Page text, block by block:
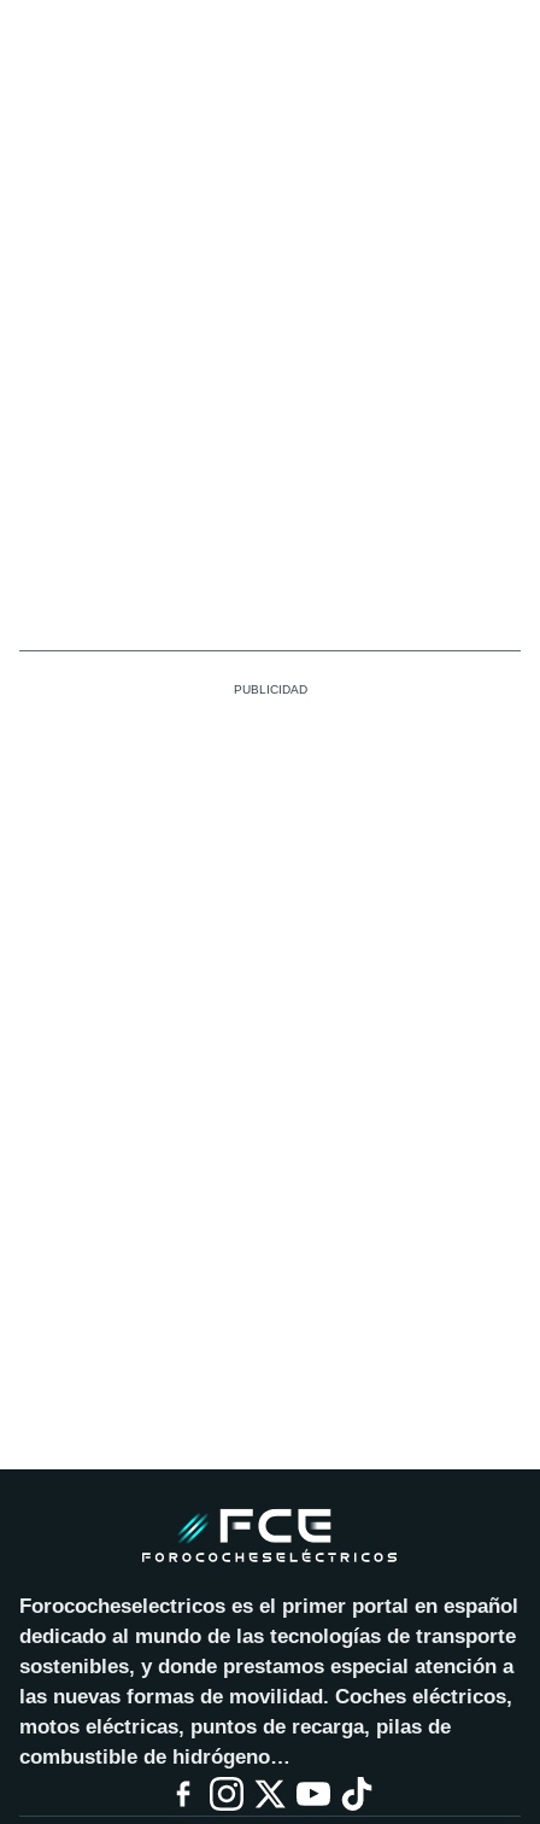
Forococheselectricos es el primer portal en español
dedicado al mundo de las tecnologías de transporte
sostenibles, y donde prestamos especial atención a
las nuevas formas de movilidad. Coches eléctricos,
motos eléctricas, puntos de recarga, pilas de
combustible de hidrógeno…